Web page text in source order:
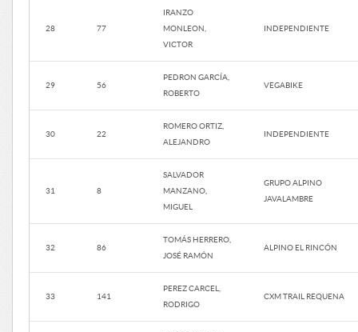
28 77
IRANZO
MONLEON,
VICTOR
INDEPENDIENTE
29 56
PEDRON GARCÍA,
ROBERTO
VEGABIKE
30 22
ROMERO ORTIZ,
ALEJANDRO
INDEPENDIENTE
31 8
SALVADOR
MANZANO,
MIGUEL
GRUPO ALPINO
JAVALAMBRE
32 86
TOMÁS HERRERO,
JOSÉ RAMÓN
ALPINO EL RINCÓN
33 141
PEREZ CARCEL,
RODRIGO
CXM TRAIL REQUENA